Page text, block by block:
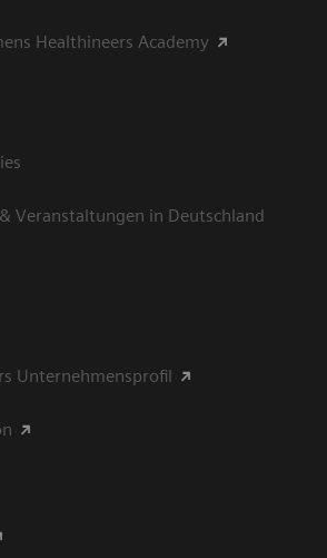
Healthineers Academy
Veranstaltungen in Deutschland
Unternehmensprofil